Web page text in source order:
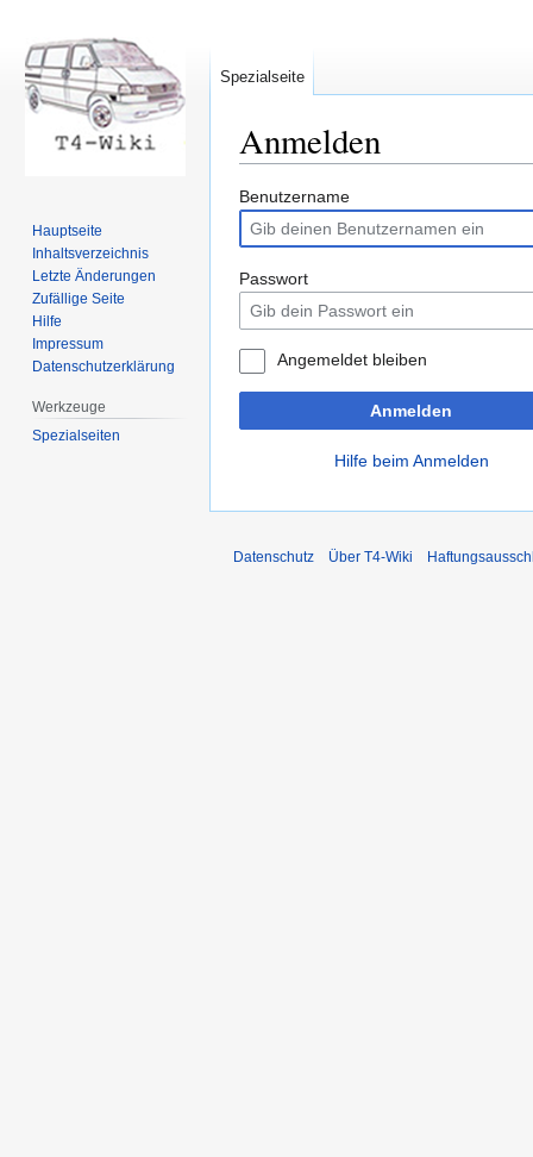
Anmelden
Zur
Navigation
springen
Zur
Suche
springen
Benutzername
Passwort
Angemeldet bleiben
Anmelden
Hilfe beim Anmelden
Spezialseite
Hauptseite
Inhaltsverzeichnis
Letzte Änderungen
Zufällige Seite
Hilfe
Impressum
Datenschutzerklärung
Werkzeuge
Spezialseiten
Datenschutz Über T4-Wiki